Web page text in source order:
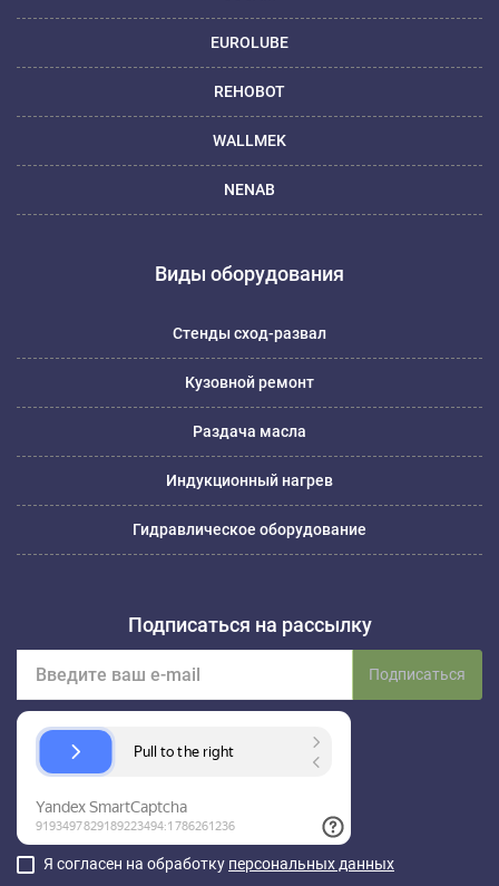
EUROLUBE
REHOBOT
WALLMEK
NENAB
Виды оборудования
Стенды сход-развал
Кузовной ремонт
Раздача масла
Индукционный нагрев
Гидравлическое оборудование
Подписаться на рассылку
Подписаться
Я согласен на обработку персональных данных